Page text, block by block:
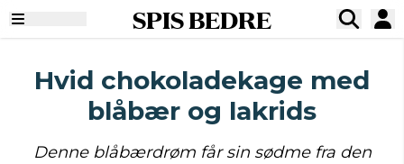
SPIS BEDRE
Hvid chokoladekage med
blåbær og lakrids
Denne blåbærdrøm får sin sødme fra den